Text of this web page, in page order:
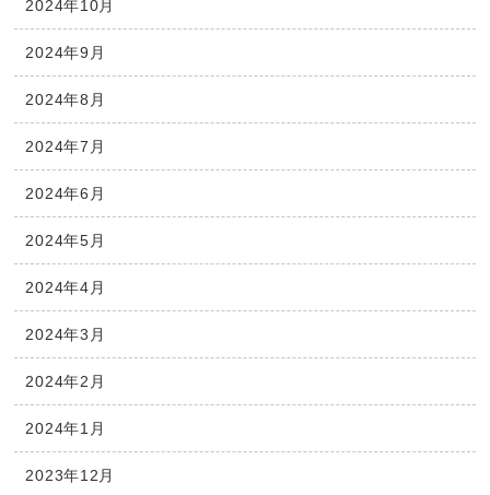
2024年10月
2024年9月
2024年8月
2024年7月
2024年6月
2024年5月
2024年4月
2024年3月
2024年2月
2024年1月
2023年12月